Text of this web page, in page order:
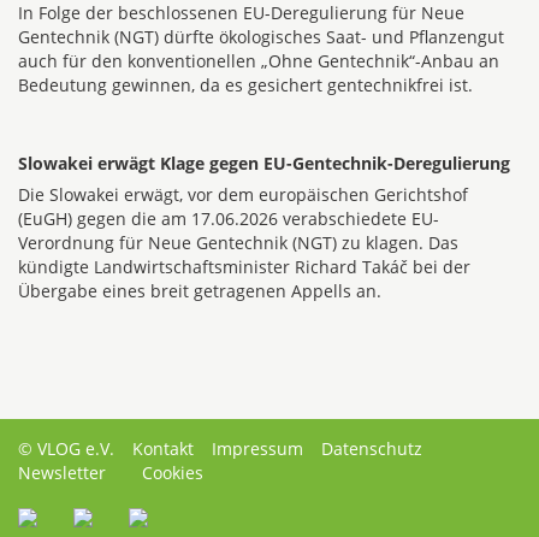
In Folge der beschlossenen EU-Deregulierung für Neue
Gentechnik (NGT) dürfte ökologisches Saat- und Pflanzengut
auch für den konventionellen „Ohne Gentechnik“-Anbau an
Bedeutung gewinnen, da es gesichert gentechnikfrei ist.
Slowakei erwägt Klage gegen EU-Gentechnik-Deregulierung
Die Slowakei erwägt, vor dem europäischen Gerichtshof
(EuGH) gegen die am 17.06.2026 verabschiedete EU-
Verordnung für Neue Gentechnik (NGT) zu klagen. Das
kündigte Landwirtschaftsminister Richard Takáč bei der
Übergabe eines breit getragenen Appells an.
© VLOG e.V. Kontakt Impressum
Datenschutz
Newsletter
Cookies